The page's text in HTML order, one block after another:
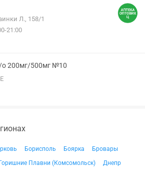
Л., 158/1
21:00
200мг/500мг №10
Борисполь Боярка
Бровары
Горишние Плавни (Комсомольск)
Днепр